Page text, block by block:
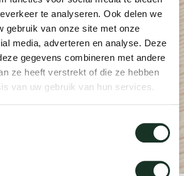
te analyseren. Ook delen we
gebruik van onze site met onze
media, adverteren en analyse. Deze
gegevens combineren met andere
ze heeft verstrekt of die ze hebben
van uw gebruik van hun services.
dick
ineke